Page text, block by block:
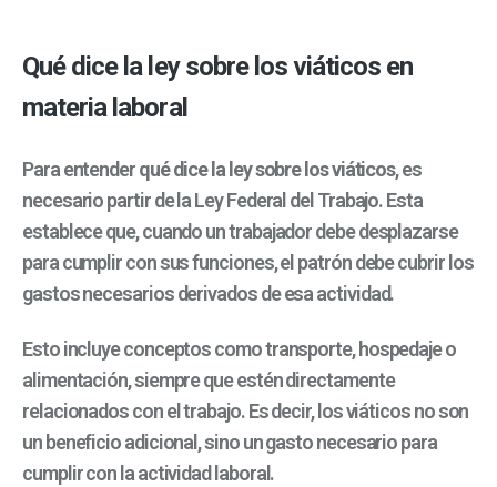
Qué dice la ley sobre los viáticos en
materia laboral
Para entenderqué dice la ley sobre los viáticos, es
necesario partir de la Ley Federal del Trabajo. Esta
establece que, cuando un trabajador debe desplazarse
para cumplir con sus funciones, el patrón debe cubrir los
gastos necesarios derivados de esa actividad.
Esto incluye conceptos como transporte, hospedaje o
alimentación, siempre que estén directamente
relacionados con el trabajo. Es decir, los viáticos no son
un beneficio adicional, sino un gasto necesario para
cumplir con la actividad laboral.